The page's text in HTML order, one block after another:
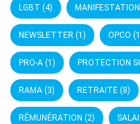
LGBT (4) MANIFESTATION
NEWSLETTER (1) OPCO
PRO-A (1) PROTECTION
RAMA (3) RETRAITE (8)
RÉMUNÉRATION (2)